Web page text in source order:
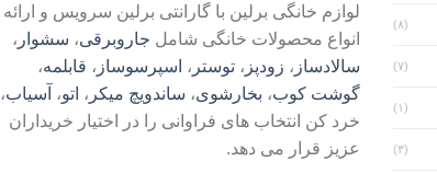
(۸)
(۷)
(۱)
(۳)
لوازم خانگی برلین با گارانتی برلین سرویس و ارائه
انواع محصولات خانگی شامل جاروبرقی، سشوار ،
سالادساز ، زودپز ، توستر ، اسپرسوساز ، قابلمه،
گوشت کوب، بخارشوی، ساندویچ میکر ، اتو، آسیاب،
خرد کن انتخاب های فراوانی را در اختیار خریداران
عزیز قرار می دهد.